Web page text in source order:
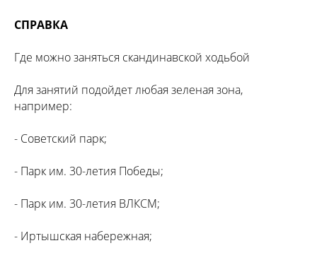
СПРАВКА
Где можно заняться скандинавской ходьбой
Для занятий подойдет любая зеленая зона,
например:
- Советский парк;
- Парк им. 30-летия Победы;
- Парк им. 30-летия ВЛКСМ;
- Иртышская набережная;